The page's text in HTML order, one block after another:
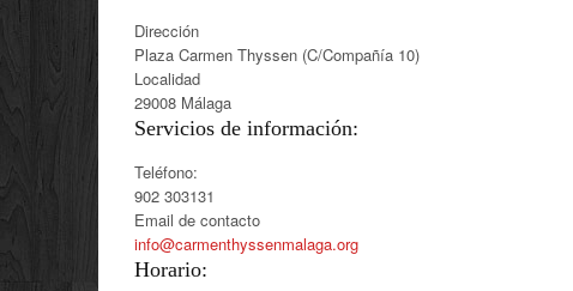
Dirección
Plaza Carmen Thyssen (C/Compañía 10)
Localidad
29008 Málaga
Servicios de información:
Teléfono:
902 303131
Email de contacto
info@carmenthyssenmalaga.org
Horario: